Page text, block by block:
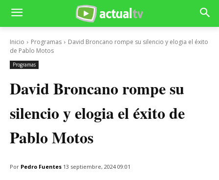
Inicio Programas
David Broncano rompe su silencio y elogia el éxito
de Pablo Motos
Programas
David Broncano rompe su
silencio y elogia el éxito de
Pablo Motos
Por Pedro Fuentes 13 septiembre, 2024 09:01